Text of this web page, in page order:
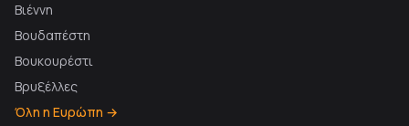
Βιέννη
Βουδαπέστη
Βουκουρέστι
Βρυξέλλες
Όλη η Ευρώπη →